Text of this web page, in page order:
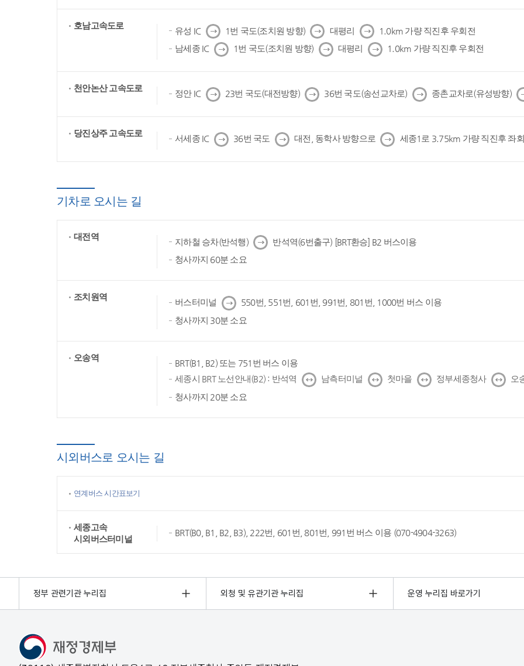
호남고속도로
유성 IC 다
음
1번 국도(조치원 방향) 다
음
대평리 다
음
1.0km 가량 직진후 우회전
남세종 IC 다
음
1번 국도(조치원 방향) 다
음
대평리 다
음
1.0km 가량 직진후 우회전
천안논산 고속도로
정안 IC 다
음
23번 국도(대전방향) 다
음
36번 국도(송선교차로) 다
음
종촌교차로(유성방향) 다
음
당진상주 고속도로
서세종 IC 다
음
36번 국도 다
음
대전, 동학사 방향으로 다
음
세종1로 3.75km 가량 직진후 좌
기차로 오시는 길
대전역
지하철 승차(반석행) 다
음
반석역(6번출구) [BRT환승] B2 버스이용
청사까지 60분 소요
조치원역
버스터미널 다
음
550번, 551번, 601번, 991번, 801번, 1000번 버스 이용
청사까지 30분 소요
오송역
BRT(B1, B2) 또는 751번 버스 이용
세종시 BRT 노선안내(B2) : 반석역 ↔ 남측터미널 ↔ 첫마을 ↔ 정부세종청사 ↔
오
청사까지 20분 소요
시외버스로 오시는 길
연계버스 시간표보기
세종고속
시외버스터미널
BRT(B0, B1, B2, B3), 222번, 601번, 801번, 991번 버스 이용 (070-4904-3263)
정부 관련기관 누리집 외청 및 유관기관 누리집 운영 누리집 바로가기